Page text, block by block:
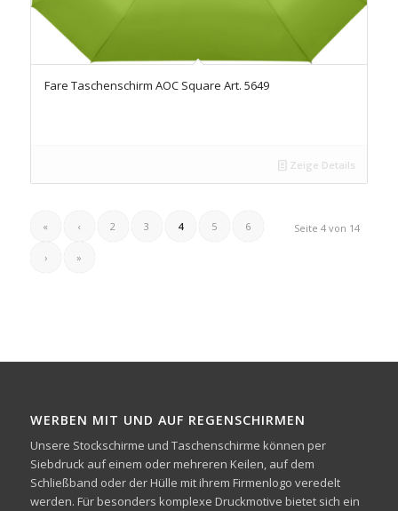
Fare Taschenschirm AOC Square Art. 5649
Zeige Details
Seite 4 von 14
« ‹ 2 3 4 5 6
› »
WERBEN MIT UND AUF REGENSCHIRMEN
Unsere Stockschirme und Taschenschirme können per
Siebdruck auf einem oder mehreren Keilen, auf dem
Schließband oder der Hülle mit ihrem Firmenlogo veredelt
werden. Für besonders komplexe Druckmotive bietet sich ein